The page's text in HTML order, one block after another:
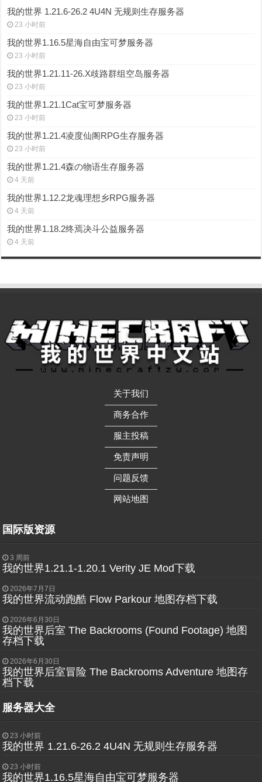
我的世界 1.21.6-26.2 4U4N 无规则生存服务器
23 小时前
我的世界1.16.5星海自由宝可梦服务器
23 小时前
我的世界1.21.11-26.X歧路群组空岛服务器
23 小时前
我的世界1.21.1Cat宝可梦服务器
23 小时前
我的世界1.21.4凌度仙阁RPG生存服务器
23 小时前
我的世界1.21.4森の物语生存服务器
4 天前
我的世界1.12.2龙魂理想乡RPG服务器
4 天前
我的世界1.18.2终焉决斗公益服务器
4 天前
关于我们
——————
商务合作
——————
服主投稿
——————
免责声明
——————
问题反馈
——————
网站地图
国际版资源
3 周前
我的世界1.21.1-1.20.1 Verity JE Mod下载
2026年7月7日
我的世界流动跑酷 Flow Parkour 地图存档下载
2026年6月30日
我的世界后室 The Backrooms (Found Footage) 地图
存档下载
2026年6月30日
我的世界后室冒险 The Backrooms Adventure 地图存
档下载
服务器大全
23 小时前
我的世界 1.21.6-26.2 4U4N 无规则生存服务器
23 小时前
我的世界1.16.5星海自由宝可梦服务器